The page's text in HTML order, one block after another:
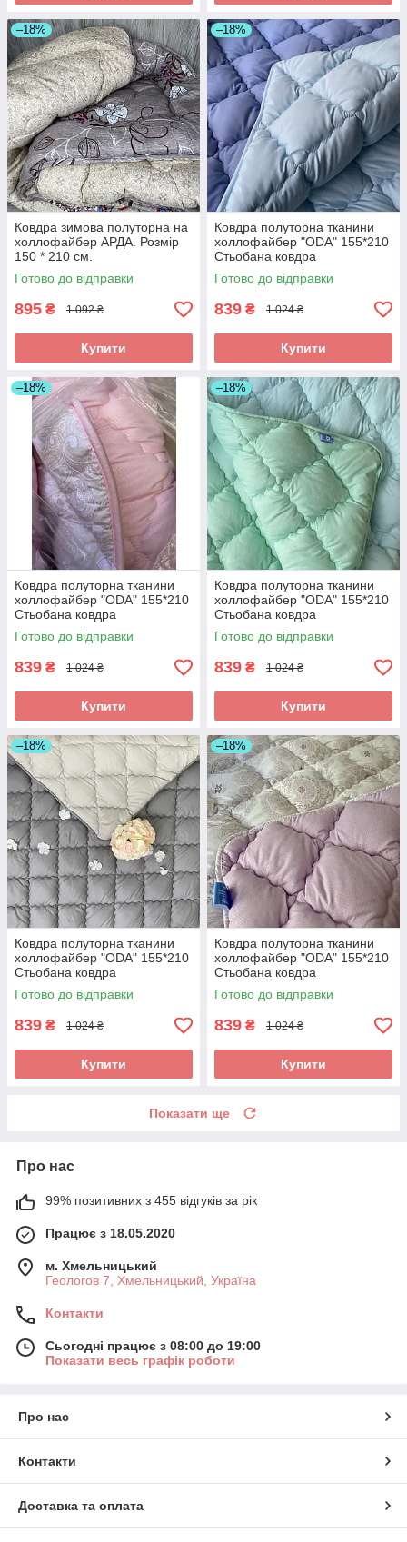
–18%
Ковдра зимова полуторна на
холлофайбер АРДА. Розмір
150 * 210 см.
Готово до відправки
895 ₴ 1 092 ₴
Купити
–18%
Ковдра полуторна тканини
холлофайбер "ODA" 155*210
Стьобана ковдра
Готово до відправки
839 ₴ 1 024 ₴
Купити
–18%
Ковдра полуторна тканини
холлофайбер "ODA" 155*210
Стьобана ковдра
Готово до відправки
839 ₴ 1 024 ₴
Купити
–18%
Ковдра полуторна тканини
холлофайбер "ODA" 155*210
Стьобана ковдра
Готово до відправки
839 ₴ 1 024 ₴
Купити
–18%
Ковдра полуторна тканини
холлофайбер "ODA" 155*210
Стьобана ковдра
Готово до відправки
839 ₴ 1 024 ₴
Купити
–18%
Ковдра полуторна тканини
холлофайбер "ODA" 155*210
Стьобана ковдра
Готово до відправки
839 ₴ 1 024 ₴
Купити
Показати ще
Про нас
99% позитивних з 455 відгуків за рік
Працює з 18.05.2020
м. Хмельницький
Геологов 7, Хмельницький, Україна
Контакти
Сьогодні працює з 08:00 до 19:00
Показати весь графік роботи
Про нас
Контакти
Доставка та оплата